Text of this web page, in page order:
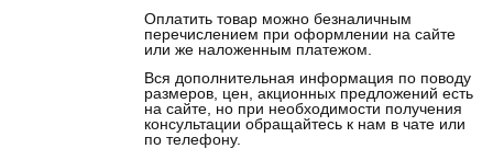
Оплатить товар можно безналичным
перечислением при оформлении на сайте
или же наложенным платежом.
Вся дополнительная информация по поводу
размеров, цен, акционных предложений есть
на сайте, но при необходимости получения
консультации обращайтесь к нам в чате или
по телефону.